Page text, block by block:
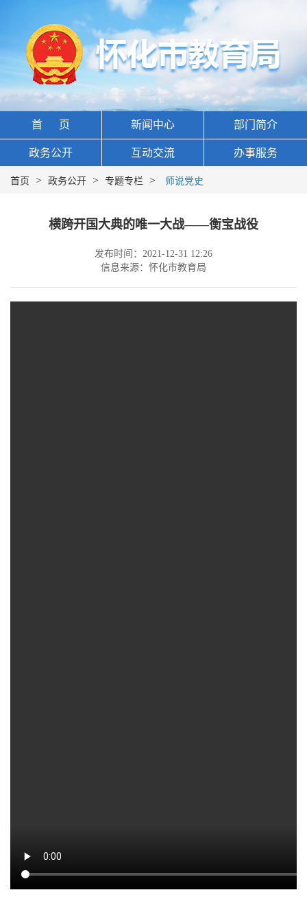
首 页 新闻中心 部门简介
政务公开 互动交流 办事服务
首页 > 政务公开 > 专题专栏 > 师说党史
横跨开国大典的唯一大战——衡宝战役
发布时间：2021-12-31 12:26
信息来源：怀化市教育局